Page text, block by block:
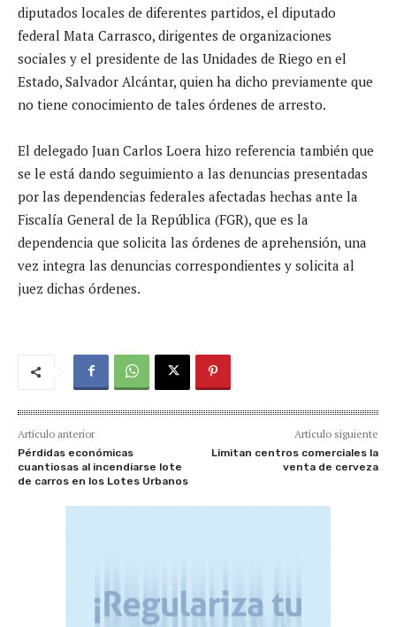
diputados locales de diferentes partidos, el diputado
federal Mata Carrasco, dirigentes de organizaciones
sociales y el presidente de las Unidades de Riego en el
Estado, Salvador Alcántar, quien ha dicho previamente que
no tiene conocimiento de tales órdenes de arresto.
El delegado Juan Carlos Loera hizo referencia también que
se le está dando seguimiento a las denuncias presentadas
por las dependencias federales afectadas hechas ante la
Fiscalía General de la República (FGR), que es la
dependencia que solicita las órdenes de aprehensión, una
vez integra las denuncias correspondientes y solicita al
juez dichas órdenes.
Artículo anterior
Pérdidas económicas
cuantiosas al incendiarse lote
de carros en los Lotes Urbanos
Artículo siguiente
Limitan centros comerciales la
venta de cerveza